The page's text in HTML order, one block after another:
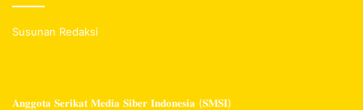
Susunan Redaksi
𝐀𝐧𝐠𝐠𝐨𝐭𝐚 𝐒𝐞𝐫𝐢𝐤𝐚𝐭 𝐌𝐞𝐝𝐢𝐚 𝐒𝐢𝐛𝐞𝐫 𝐈𝐧𝐝𝐨𝐧𝐞𝐬𝐢𝐚 (𝐒𝐌𝐒𝐈)